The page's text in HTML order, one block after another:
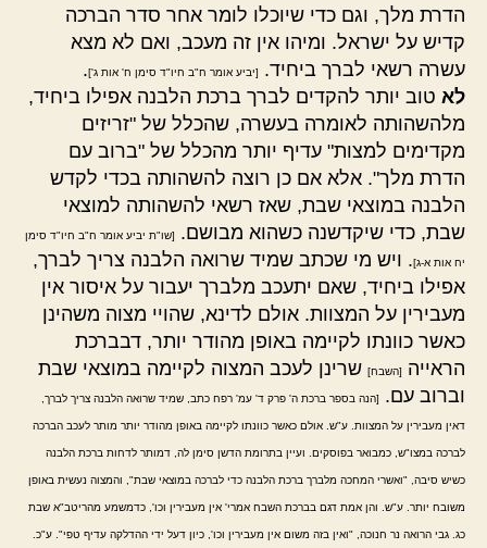
הדרת מלך, וגם כדי שיוכלו לומר אחר סדר הברכה
קדיש על ישראל. ומיהו אין זה מעכב, ואם לא מצא
עשרה רשאי לברך ביחיד.
[יביע אומר ח"ב חיו"ד סימן ח' אות ג'].
לא טוב יותר להקדים לברך ברכת הלבנה אפילו ביחיד,
מלהשהותה לאומרה בעשרה, שהכלל של "זריזים
מקדימים למצות" עדיף יותר מהכלל של "ברוב עם
הדרת מלך". אלא אם כן רוצה להשהותה בכדי לקדש
הלבנה במוצאי שבת, שאז רשאי להשהותה למוצאי
שבת, כדי שיקדשנה כשהוא מבושם.
[שו"ת יביע אומר ח"ב חיו"ד סימן
יח אות א-ג]. ויש מי שכתב שמיד שרואה הלבנה צריך לברך,
אפילו ביחיד, שאם יתעכב מלברך יעבור על איסור אין
מעבירין על המצוות. אולם לדינא, שהויי מצוה משהינן
כאשר כוונתו לקיימה באופן מהודר יותר, דבברכת
הראייה
[השבח] שרינן לעכב המצוה לקיימה במוצאי שבת
וברוב עם.
[הנה בספר ברכת ה' פרק ד' עמ' רפח כתב, שמיד שרואה הלבנה צריך לברך,
דאין מעבירין על המצוות. ע"ש. אולם כאשר כוונתו לקיימה באופן מהודר יותר מותר לעכב הברכה
לברכה במצו"ש, כמבואר בפוסקים. ועיין בתרומת הדשן סימן לה, דמותר לדחות ברכת הלבנה
כשיש סיבה, "ואשרי המחכה מלברך ברכת הלבנה כדי לברכה במוצאי שבת", והמצוה נעשית באופן
משובח יותר. ע"ש. והן אמת דגם בברכת השבח אמרי' אין מעבירין וכו', כדמשמע מהריטב"א שבת
כג. גבי הרואה נר חנוכה, "ואין בזה משום אין מעבירין וכו', כיון דעל ידי ההדלקה עדיף טפי". ע"כ.